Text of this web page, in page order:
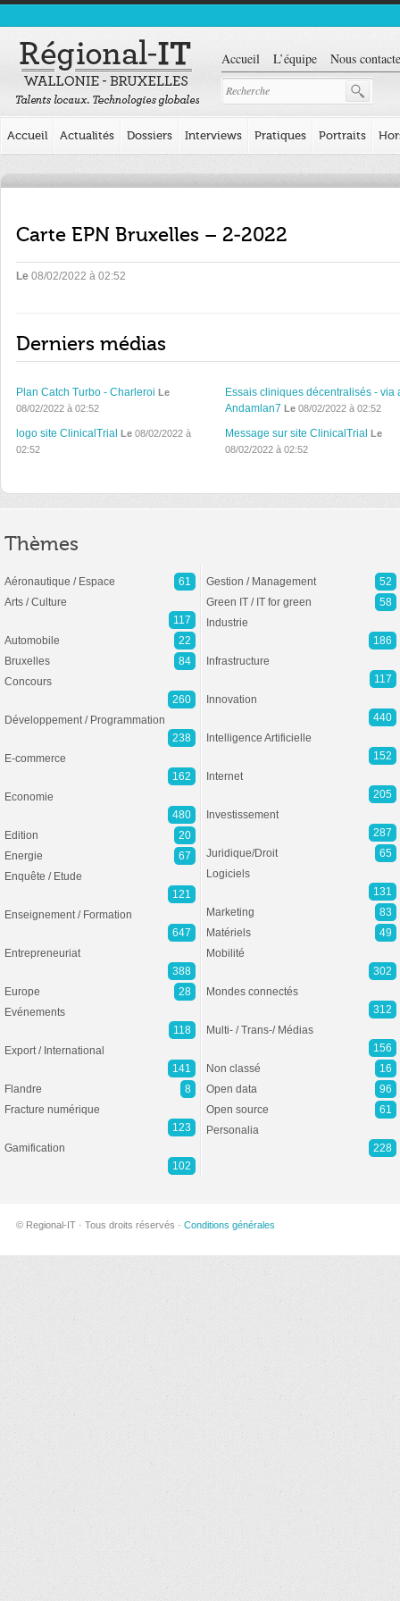
Accueil L’équipe Nous
Accueil Actualités Dossiers Interviews Pratiques Portraits
Carte EPN Bruxelles – 2-2022
Le 08/02/2022 à 02:52
Derniers médias
Plan Catch Turbo - Charleroi Le
08/02/2022 à 02:52
Essais cliniques décentralisés - via
Andamlan7 Le08/02/2022 à 02:52
logo site ClinicalTrial Le 08/02/2022 à
02:52
Message sur site ClinicalTrial Le
08/02/2022 à 02:52
Thèmes
Aéronautique / Espace
61
Arts / Culture
117
Automobile
22
Bruxelles
84
Concours
260
Développement / Programmation
238
E-commerce
162
Economie
480
Edition
20
Energie
67
Enquête / Etude
121
Enseignement / Formation
647
Entrepreneuriat
388
Europe
28
Evénements
118
Export / International
141
Flandre
8
Fracture numérique
123
Gamification
102
Gestion / Management
52
Green IT / IT for green
58
Industrie
186
Infrastructure
117
Innovation
440
Intelligence Artificielle
152
Internet
205
Investissement
287
Juridique/Droit
65
Logiciels
131
Marketing
83
Matériels
49
Mobilité
302
Mondes connectés
312
Multi- / Trans-/ Médias
156
Non classé
16
Open data
96
Open source
61
Personalia
228
© Regional-IT · Tous droits réservés · Conditions générales